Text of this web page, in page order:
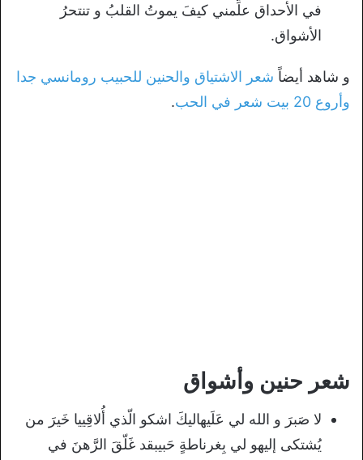
في الأحداق علِّمني كيفَ يموتُ القلبُ و تنتحرُ
الأشواق.
و شاهد أيضاً شعر الاشتياق والحنين للحبيب رومانسي جدا
وأروع 20 بيت شعر في الحب
.
شعر حنين وأشواق
لا صَبرَ و الله لي عَلَيهاليكَ اشكو الّذي أُلاقِييا خَيرَ من
يُشتكى إليهو لي بِغرناطةٍ حَبيبقد غَلّقَ الرَّهنَ في